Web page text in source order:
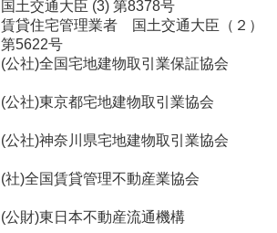
国土交通大臣 (3) 第8378号
賃貸住宅管理業者 国土交通大臣（２）
第5622号
(公社)全国宅地建物取引業保証協会
(公社)東京都宅地建物取引業協会
(公社)神奈川県宅地建物取引業協会
(社)全国賃貸管理不動産業協会
(公財)東日本不動産流通機構